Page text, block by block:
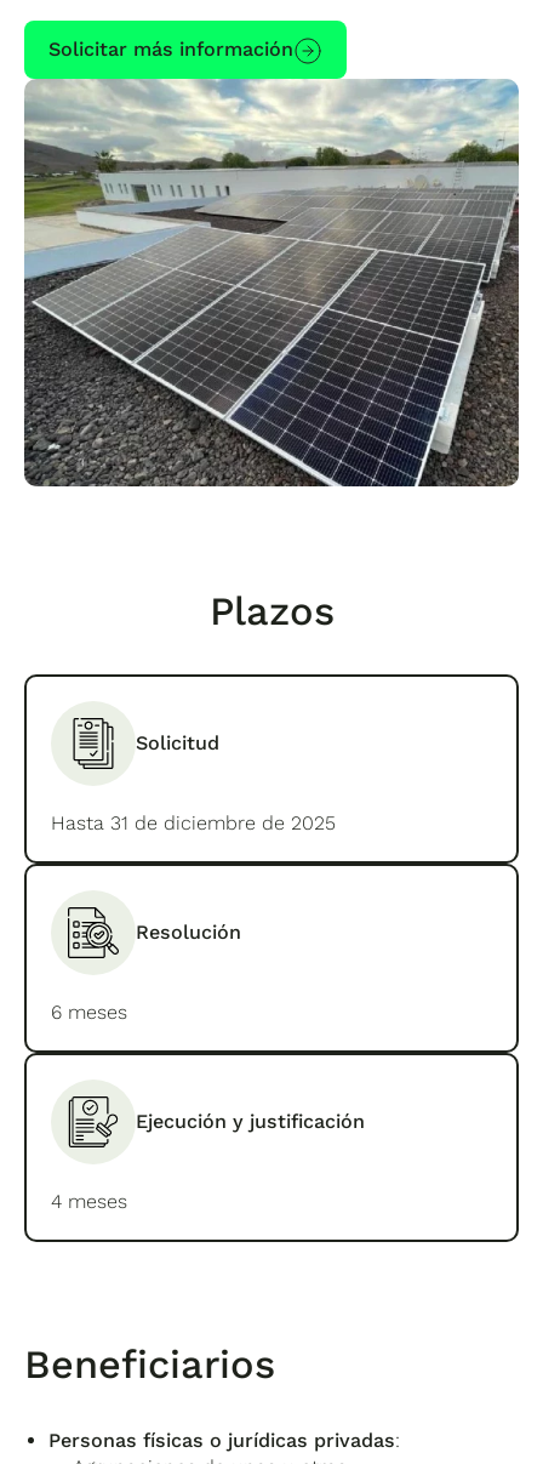
Solicitar más información
Plazos
Solicitud
Hasta 31 de diciembre de 2025
Resolución
6 meses
Ejecución y justificación
4 meses
Beneficiarios
Personas físicas o jurídicas privadas: